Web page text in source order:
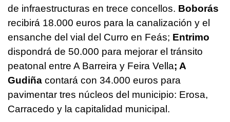
de infraestructuras en trece concellos. Boborás
recibirá 18.000 euros para la canalización y el
ensanche del vial del Curro en Feás; Entrimo
dispondrá de 50.000 para mejorar el tránsito
peatonal entre A Barreira y Feira Vella; A
Gudiña contará con 34.000 euros para
pavimentar tres núcleos del municipio: Erosa,
Carracedo y la capitalidad municipal.